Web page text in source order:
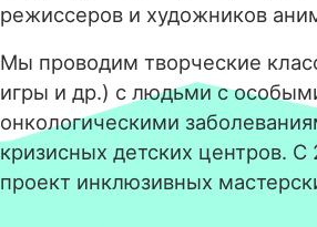
режиссеров и художников
Мы проводим творческие
игры и др.) с людьми с
онкологическими
кризисных детских центров.
проект инклюзивных